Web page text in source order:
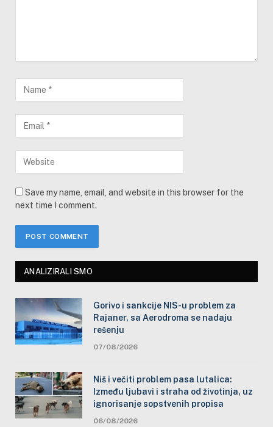
Save my name, email, and website in this browser for the
next time I comment.
ANALIZIRALI SMO
Gorivo i sankcije NIS-u problem za
Rajaner, sa Aerodroma se nadaju
rešenju
07/08/2026
Niš i večiti problem pasa lutalica:
Između ljubavi i straha od životinja, uz
ignorisanje sopstvenih propisa
06/08/2026